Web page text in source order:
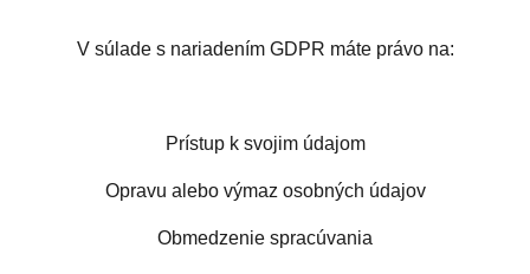
V súlade s nariadením GDPR máte právo na:
Prístup k svojim údajom
Opravu alebo výmaz osobných údajov
Obmedzenie spracúvania